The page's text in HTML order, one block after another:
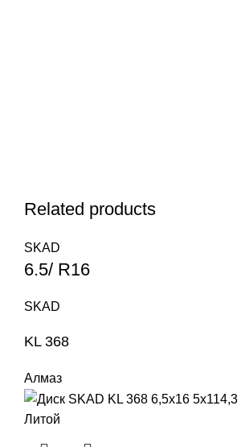
Related products
SKAD
6.5/ R16
SKAD
KL 368
Алмаз
Литой